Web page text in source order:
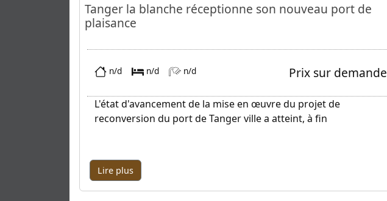
Tanger la blanche réceptionne son nouveau port de
plaisance
n/d n/d n/d Prix sur demande
L'état d'avancement de la mise en œuvre du projet de
reconversion du port de Tanger ville a atteint, à fin
Lire plus